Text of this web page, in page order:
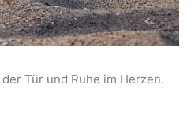
Tür und Ruhe im Herzen.